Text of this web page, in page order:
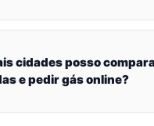
cidades posso
e pedir gás online?